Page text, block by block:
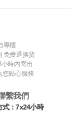
專櫃
免费退换货
時内寄出
贴心服務
繫我們
式：7x24小時